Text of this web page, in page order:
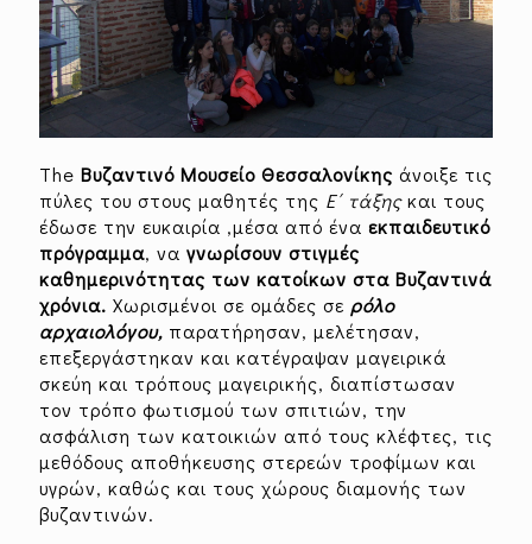
The Βυζαντινό Μουσείο Θεσσαλονίκης άνοιξε τις
πύλες του στους μαθητές της Ε΄ τάξηςκαι τους
έδωσε την ευκαιρία ,μέσα από ένα εκπαιδευτικό
πρόγραμμα, να γνωρίσουν στιγμές
καθημερινότητας των κατοίκων στα Bυζαντινά
χρόνια. Χωρισμένοι σε ομάδες σε ρόλο
αρχαιολόγου, παρατήρησαν, μελέτησαν,
επεξεργάστηκαν και κατέγραψαν μαγειρικά
σκεύη και τρόπους μαγειρικής, διαπίστωσαν
τον τρόπο φωτισμού των σπιτιών, την
ασφάλιση των κατοικιών από τους κλέφτες, τις
μεθόδους αποθήκευσης στερεών τροφίμων και
υγρών, καθώς και τους χώρους διαμονής των
βυζαντινών.